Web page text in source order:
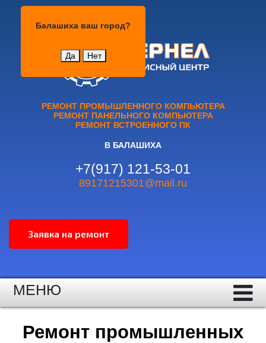
Балашиха ваш город?
Да Нет
РЕМОНТ ПРОМЫШЛЕННОГО КОМПЬЮТЕРА
РЕМОНТ ПАНЕЛЬНОГО КОМПЬЮТЕРА
РЕМОНТ ВСТРОЕННОГО ПК
В БАЛАШИХА
+7(917) 121-53-01
89171215301@mail.ru
МЕНЮ
Ремонт промышленных